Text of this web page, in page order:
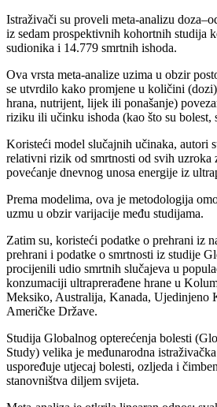
Istraživači su proveli meta-analizu
iz sedam prospektivnih kohortnih studija
sudionika i 14.779 smrtnih ishoda.
Ova vrsta meta-analize uzima u obzir
se utvrdilo kako promjene u količini
hrana, nutrijent, lijek ili ponašanje)
riziku ili učinku ishoda (kao što su bolest,
Koristeći model slučajnih učinaka, autori
relativni rizik od smrtnosti od svih uzroka
povećanje dnevnog unosa energije iz
Prema modelima, ova je metodologija
uzmu u obzir varijacije među studijama.
Zatim su, koristeći podatke o prehrani iz
prehrani i podatke o smrtnosti iz studije
procijenili udio smrtnih slučajeva u
konzumaciji ultraprerađene hrane u
Meksiko, Australija, Kanada, Ujedinjeno
Američke Države.
Studija Globalnog opterećenja bolesti
Study) velika je međunarodna
uspoređuje utjecaj bolesti, ozljeda i
stanovništva diljem svijeta.